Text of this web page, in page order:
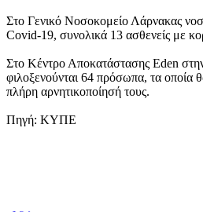
Στο Γενικό Νοσοκομείο Λάρνακας
Covid-19, συνολικά 13 ασθενείς με
Στο Κέντρο Αποκατάστασης Eden
φιλοξενούνται 64 πρόσωπα, τα οποία
πλήρη αρνητικοποίησή τους.
Πηγή: ΚΥΠΕ